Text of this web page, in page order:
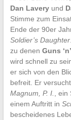
Dan Laveryund
Stimme zum
Ende der 90er
Soldier’s Daughter
zu denen Guns
wird schnell zu
er sich von den
befreit. Er
Magnum, P. I.
,
einem Auftritt in
bescheidenes